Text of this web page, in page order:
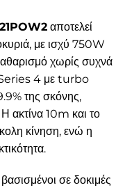
αποτελεί
με ισχύ 750W
χωρίς συχνά
Series 4 με turbo
της σκόνης,
Η ακτίνα 10m και το
κίνηση, ενώ η
σε δοκιμές